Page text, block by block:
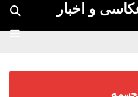
و اخبار